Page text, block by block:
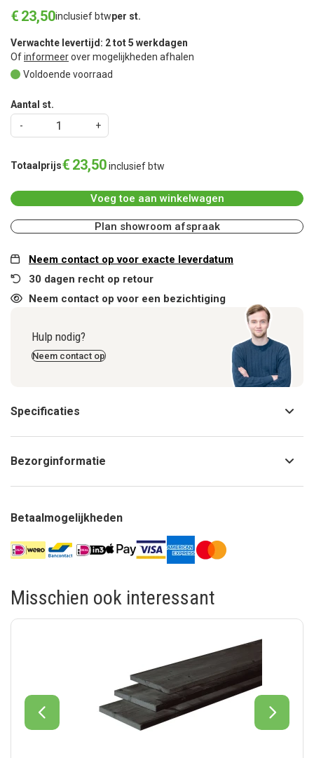
€ 23,50inclusief btwper st.
Verwachte levertijd: 2 tot 5 werkdagen
Ofinformeerover mogelijkheden afhalen
Voldoende voorraad
Aantal st.
Totaalprijs€ 23,50inclusief btw
Voeg toe aan winkelwagen
Plan showroom afspraak
Neem contact op voor exacte leverdatum
30 dagen recht op retour
Neem contact op voor een bezichtiging
Hulp nodig?
Neem contact op
Specificaties
Bezorginformatie
Betaalmogelijkheden
Misschien ook interessant